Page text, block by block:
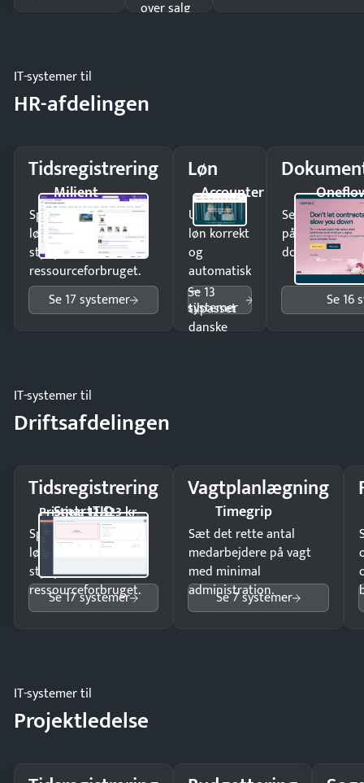
over salg
IT-systemer til
HR-afdelingen
Tidsregistrering
Milient
Spar tid på
lønberegning og få
styr på
ressourceforbruget.
Se 17 systemer
Løn
Accounter
Udbetal
løn korrekt
og
automatisk
—
tilpasset
danske
Se 13
systemer
Send
på minutter
dokumenter.
Se 16
IT-systemer til
Driftsafdelingen
Tidsregistrering
SmartTID
Pristjek: 12.523 kr
Spar tid på
lønberegning og få
styr på
ressourceforbruget.
Se 17 systemer
Vagtplanlægning
Timegrip
Sæt det rette antal
medarbejdere på vagt
med minimal
administration.
Se 7 systemer
IT-systemer til
Projektledelse